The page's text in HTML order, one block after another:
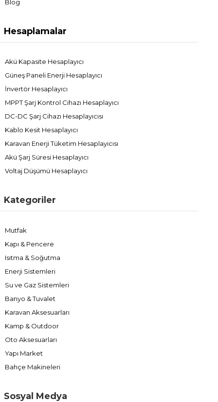
yaşamınızı bir adım ileri taşımak ve yolculuklarınızı daha keyifli
Blog
Hesaplamalar
Akü Kapasite Hesaplayıcı
Güneş Paneli Enerji Hesaplayıcı
İnvertör Hesaplayıcı
MPPT Şarj Kontrol Cihazı Hesaplayıcı
DC-DC Şarj Cihazı Hesaplayıcısı
Kablo Kesit Hesaplayıcı
Karavan Enerji Tüketim Hesaplayıcısı
Akü Şarj Süresi Hesaplayıcı
Voltaj Düşümü Hesaplayıcı
Kategoriler
Mutfak
Kapı & Pencere
Isıtma & Soğutma
Enerji Sistemleri
Su ve Gaz Sistemleri
Banyo & Tuvalet
Karavan Aksesuarları
Kamp & Outdoor
Oto Aksesuarları
Yapı Market
Bahçe Makineleri
Sosyal Medya